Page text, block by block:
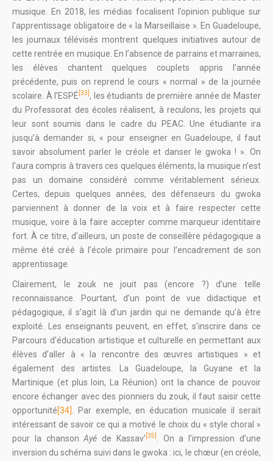
musique. En 2018, les médias focalisent l’opinion publique sur
l’apprentissage obligatoire de « la Marseillaise ». En Guadeloupe,
les journaux télévisés montrent quelques initiatives autour de
cette rentrée en musique. En l’absence de parrains et marraines,
les élèves chantent quelques couplets appris l’année
précédente, puis on reprend le cours « normal » de la journée
scolaire. À l’ESPÉ [33] , les étudiants de première année de Master
du Professorat des écoles réalisent, à reculons, les projets qui
leur sont soumis dans le cadre du PEAC. Une étudiante ira
jusqu’à demander si, « pour enseigner en Guadeloupe, il faut
savoir absolument parler le créole et danser le gwoka ! ». On
l’aura compris à travers ces quelques éléments, la musique n’est
pas un domaine considéré comme véritablement sérieux.
Certes, depuis quelques années, des défenseurs du gwoka
parviennent à donner de la voix et à faire respecter cette
musique, voire à la faire accepter comme marqueur identitaire
fort. À ce titre, d’ailleurs, un poste de conseillère pédagogique a
même été créé à l’école primaire pour l’encadrement de son
apprentissage.
Clairement, le zouk ne jouit pas (encore ?) d’une telle
reconnaissance. Pourtant, d’un point de vue didactique et
pédagogique, il s’agit là d’un jardin qui ne demande qu’à être
exploité. Les enseignants peuvent, en effet, s’inscrire dans ce
Parcours d’éducation artistique et culturelle en permettant aux
élèves d’aller à « la rencontre des œuvres artistiques » et
également des artistes. La Guadeloupe, la Guyane et la
Martinique (et plus loin, La Réunion) ont la chance de pouvoir
encore échanger avec des pionniers du zouk, il faut saisir cette
opportunité[34]
. Par exemple, en éducation musicale il serait
intéressant de savoir ce qui a motivé le choix du « style choral »
pour la chansonAyé de Kassav’ [35]
. On a l’impression d’une
inversion du schéma suivi dans le gwoka : ici, le chœur (en créole,